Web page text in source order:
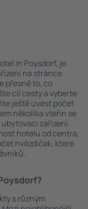
in Poysdorf, je
na stránce
přesně to, co
cíl cesty a vyberte
ještě uvést počet
několika vteřin se
zařízení.
hotelu od centra,
hvězdiček, které
s různým